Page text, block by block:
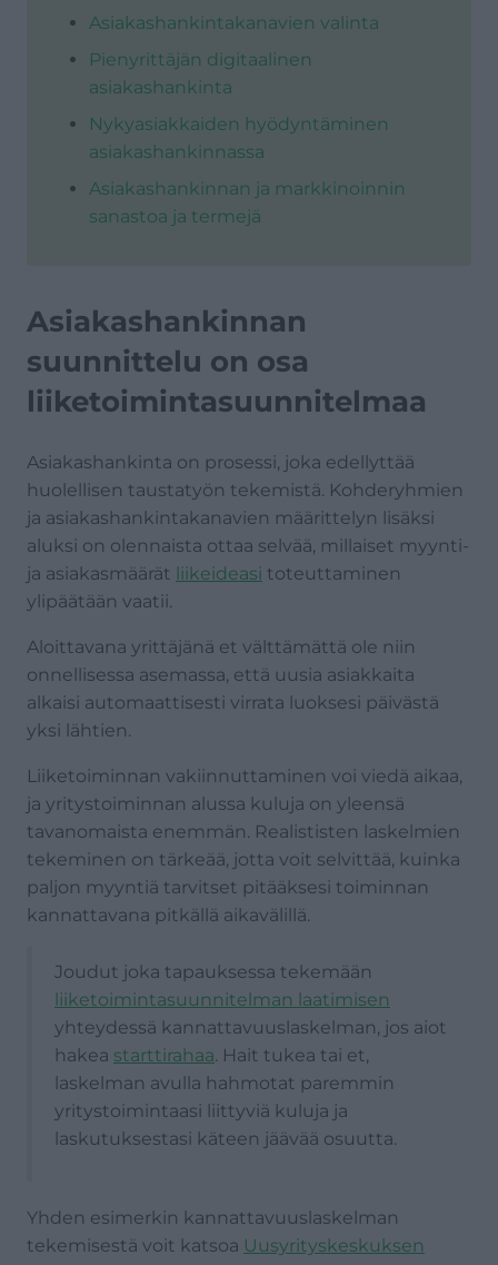
Asiakashankintakanavien valinta
Pienyrittäjän digitaalinen
asiakashankinta
Nykyasiakkaiden hyödyntäminen
asiakashankinnassa
Asiakashankinnan ja markkinoinnin
sanastoa ja termejä
Asiakashankinnan
suunnittelu on osa
liiketoimintasuunnitelmaa
Asiakashankinta on prosessi, joka edellyttää
huolellisen taustatyön tekemistä. Kohderyhmien
ja asiakashankintakanavien määrittelyn lisäksi
aluksi on olennaista ottaa selvää, millaiset myynti-
ja asiakasmäärät liikeideasi toteuttaminen
ylipäätään vaatii.
Aloittavana yrittäjänä et välttämättä ole niin
onnellisessa asemassa, että uusia asiakkaita
alkaisi automaattisesti virrata luoksesi päivästä
yksi lähtien.
Liiketoiminnan vakiinnuttaminen voi viedä aikaa,
ja yritystoiminnan alussa kuluja on yleensä
tavanomaista enemmän. Realististen laskelmien
tekeminen on tärkeää, jotta voit selvittää, kuinka
paljon myyntiä tarvitset pitääksesi toiminnan
kannattavana pitkällä aikavälillä.
Joudut joka tapauksessa tekemään
liiketoimintasuunnitelman laatimisen
yhteydessä kannattavuuslaskelman, jos aiot
hakea starttirahaa. Hait tukea tai et,
laskelman avulla hahmotat paremmin
yritystoimintaasi liittyviä kuluja ja
laskutuksestasi käteen jäävää osuutta.
Yhden esimerkin kannattavuuslaskelman
tekemisestä voit katsoa Uusyrityskeskuksen